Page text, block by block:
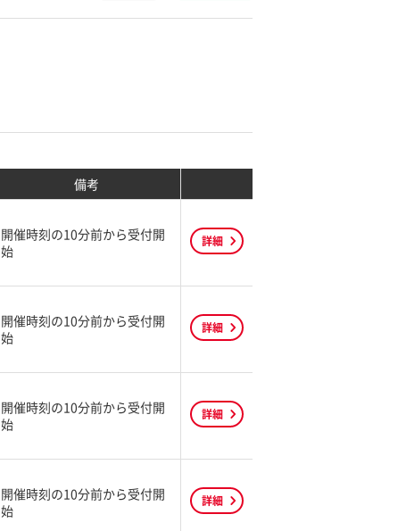
備考
開催時刻の10分前から受付開
始
詳細
開催時刻の10分前から受付開
始
詳細
開催時刻の10分前から受付開
始
詳細
開催時刻の10分前から受付開
始
詳細